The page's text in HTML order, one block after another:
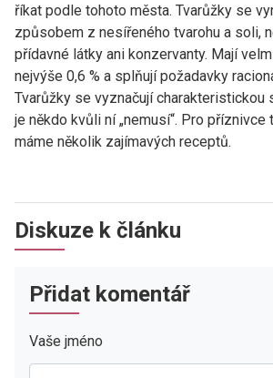
říkat podle tohoto města. Tvarůžky se
způsobem z nesířeného tvarohu a soli,
přídavné látky ani konzervanty. Mají
nejvýše 0,6 % a splňují požadavky
Tvarůžky se vyznačují charakteristickou
je někdo kvůli ní „nemusí“. Pro
máme několik zajímavých receptů.
Diskuze k článku
Přidat komentář
Vaše jméno